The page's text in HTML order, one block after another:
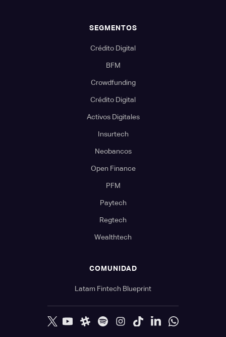
SEGMENTOS
Crédito Digital
BFM
Crowdfunding
Crédito Digital
Activos Digitales
Insurtech
Neobancos
Open Finance
PFM
Paytech
Regtech
Wealthtech
COMUNIDAD
Latam Fintech Blueprint